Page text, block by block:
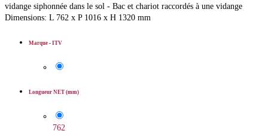
vidange siphonnée dans le sol - Bac et chariot raccordés à une vidange
Dimensions: L 762 x P 1016 x H 1320 mm
Marque - ITV
Longueur NET (mm)
762